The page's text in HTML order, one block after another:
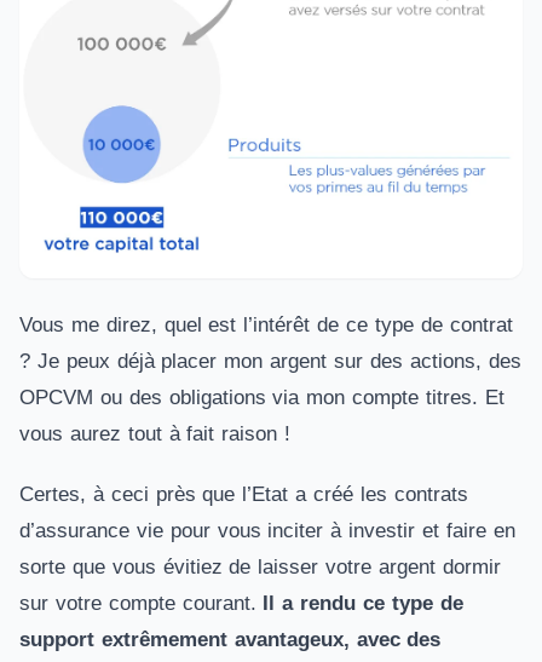
Vous me direz, quel est l’intérêt de ce type de contrat
? Je peux déjà placer mon argent sur des actions, des
OPCVM ou des obligations via mon compte titres. Et
vous aurez tout à fait raison !
Certes, à ceci près que l’Etat a créé les contrats
d’assurance vie pour vous inciter à investir et faire en
sorte que vous évitiez de laisser votre argent dormir
sur votre compte courant. Il a rendu ce type de
support extrêmement avantageux, avec des